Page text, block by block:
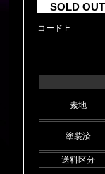
SOLD OUT
コード F
素地
塗装済
送料区分